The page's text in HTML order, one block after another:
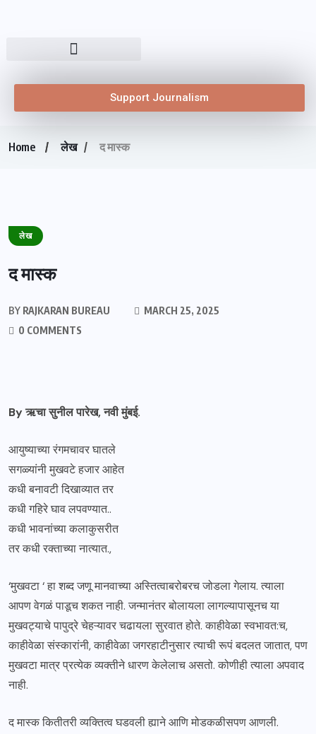
Support Journalism
Home लेख द मास्क
लेख
द मास्क
BY RAJKARAN BUREAU
MARCH 25, 2025
0 COMMENTS
By ऋचा सुनील पारेख, नवी मुंबई.
आयुष्याच्या रंगमचावर घातले
सगळ्यांनी मुखवटे हजार आहेत
कधी बनावटी दिखाव्यात तर
कधी गहिरे घाव लपवण्यात..
कधी भावनांच्या कलाकुसरीत
तर कधी रक्ताच्या नात्यात.,
‘मुखवटा ‘ हा शब्द जणू मानवाच्या अस्तित्वाबरोबरच जोडला गेलाय. त्याला
आपण वेगळं पाडूच शकत नाही. जन्मानंतर बोलायला लागल्यापासूनच या
मुखवट्याचे पापुद्रे चेहऱ्यावर चढायला सुरवात होते. काहीवेळा स्वभावत:च,
काहीवेळा संस्कारांनी, काहीवेळा जगरहाटीनुसार त्याची रूपं बदलत जातात, पण
मुखवटा मात्र प्रत्येक व्यक्तीने धारण केलेलाच असतो. कोणीही त्याला अपवाद
नाही.
द मास्क कितीतरी व्यक्तित्व घडवली ह्याने आणि मोडकळीसपण आणली.